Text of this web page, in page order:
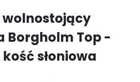
wolnostojący
Borgholm Top -
słoniowa